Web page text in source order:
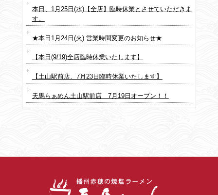
本日、1月25日(水)【全店】臨時休業とさせていただきま
す。
★本日1月24日(火) 営業時間変更のお知らせ★
【本日(9/19)全店臨時休業いたします】
【土山駅前店、7月23日臨時休業いたします】
天馬らぁめん土山駅前店 7月19日オープン！！